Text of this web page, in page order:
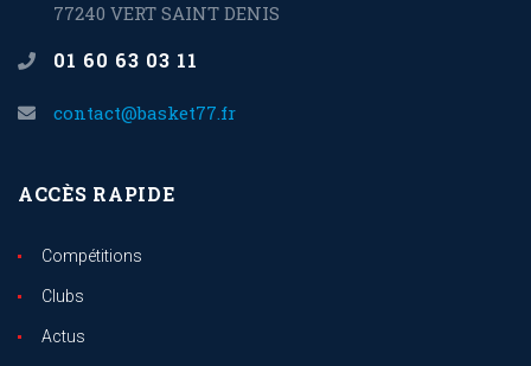
77240 VERT SAINT DENIS
01 60 63 03 11
contact@basket77.fr
ACCÈS RAPIDE
Compétitions
Clubs
Actus